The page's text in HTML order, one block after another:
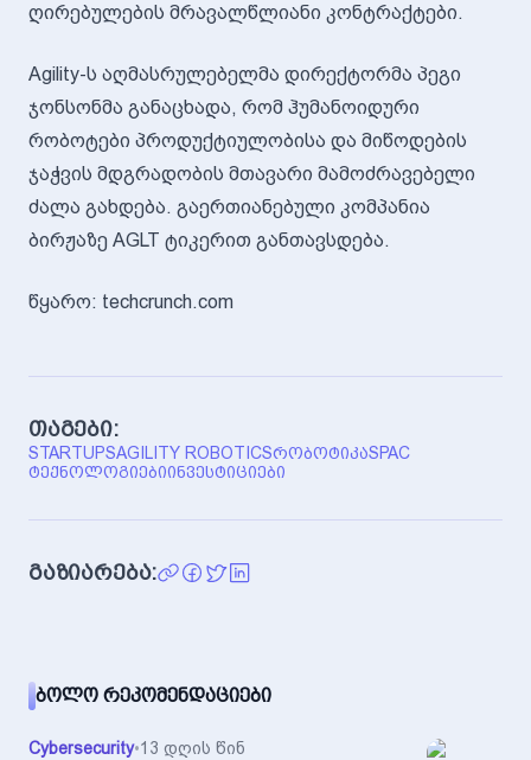
ღირებულების მრავალწლიანი კონტრაქტები.
Agility-ს აღმასრულებელმა დირექტორმა პეგი
ჯონსონმა განაცხადა, რომ ჰუმანოიდური
რობოტები პროდუქტიულობისა და მიწოდების
ჯაჭვის მდგრადობის მთავარი მამოძრავებელი
ძალა გახდება. გაერთიანებული კომპანია
ბირჟაზე AGLT ტიკერით განთავსდება.
წყარო: techcrunch.com
თაგები:
STARTUPSAGILITY ROBOTICSᲠᲝᲑᲝᲢᲘᲙᲐSPAC
ᲢᲔᲥᲜᲝᲚᲝᲒᲘᲔᲑᲘᲘᲜᲕᲔᲡᲢᲘᲪᲘᲔᲑᲘ
გაზიარება:
ᲑᲝᲚᲝ ᲠᲔᲙᲝᲛᲔᲜᲓᲐᲪᲘᲔᲑᲘ
Cybersecurity•13 დღის წინ